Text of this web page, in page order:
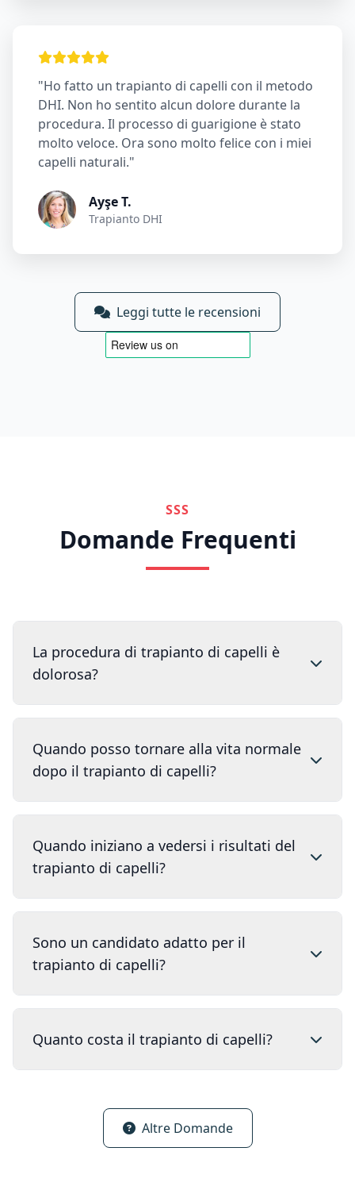
"Ho fatto un trapianto di capelli con il metodo
DHI. Non ho sentito alcun dolore durante la
procedura. Il processo di guarigione è stato
molto veloce. Ora sono molto felice con i miei
capelli naturali."
Ayşe T.
Trapianto DHI
Leggi tutte le recensioni
SSS
Domande Frequenti
La procedura di trapianto di capelli è
dolorosa?
Quando posso tornare alla vita normale
dopo il trapianto di capelli?
Quando iniziano a vedersi i risultati del
trapianto di capelli?
Sono un candidato adatto per il
trapianto di capelli?
Quanto costa il trapianto di capelli?
Altre Domande